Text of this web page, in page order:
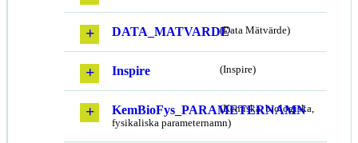
DATA_MATVARDE(Data Mätvärde)
Inspire (Inspire)
KemBioFys_PARAMETERNAMN
(Kemiska, biologiska,
fysikaliska parameternamn)